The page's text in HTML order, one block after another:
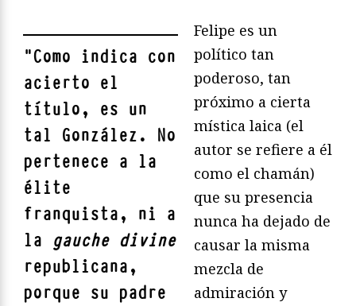
"Como indica con
acierto el
título, es un
tal González. No
pertenece a la
élite
franquista, ni a
la gauche divine
republicana,
porque su padre
Felipe es un
político tan
poderoso, tan
próximo a cierta
mística laica (el
autor se refiere a él
como el chamán)
que su presencia
nunca ha dejado de
causar la misma
mezcla de
admiración y